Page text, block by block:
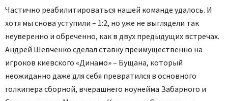
Частично реабилитироваться нашей команде удалось. И
хотя мы снова уступили – 1:2, но уже не выглядели так
неуверенно и обреченно, как в двух предыдущих встречах.
Андрей Шевченко сделал ставку преимущественно на
игроков киевского «Динамо» – Бущана, который
неожиданно даже для себя превратился в основного
голкипера сборной, вчерашнего ноунейма Забарного и